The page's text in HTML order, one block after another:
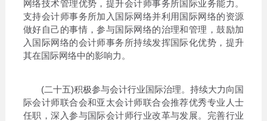
网络技术管理优势，提升会计师事务所国际业务能力。
支持会计师事务所加入国际网络并利用国际网络的资源
做好自己的事情，参与国际网络的治理和管理，鼓励加
入国际网络的会计师事务所持续发挥国际化优势，提升
其在国际网络中的影响力。
(二十五)积极参与会计行业国际治理。持续大力向国
际会计师联合会和亚太会计师联合会推荐优秀专业人士
任职，深入参与国际会计师行业改革与发展。完善行业